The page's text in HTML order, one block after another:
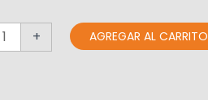
+ AGREGAR AL CARRITO